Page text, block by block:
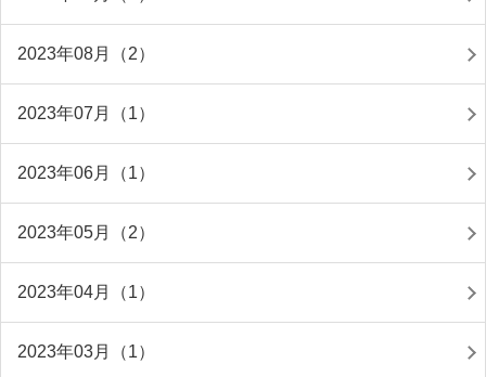
2023年08月（2）
2023年07月（1）
2023年06月（1）
2023年05月（2）
2023年04月（1）
2023年03月（1）